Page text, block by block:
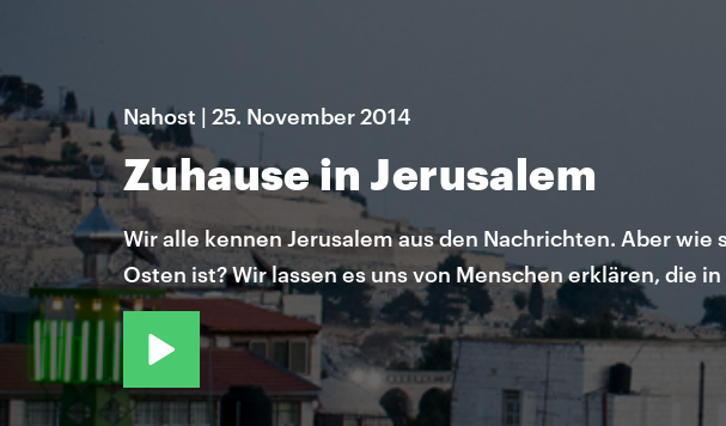
Nahost | 25. November 2014
Zuhause in Jerusalem
Wir alle kennen Jerusalem aus den Nachrichten. Aber
Osten ist? Wir lassen es uns von Menschen erklären, die